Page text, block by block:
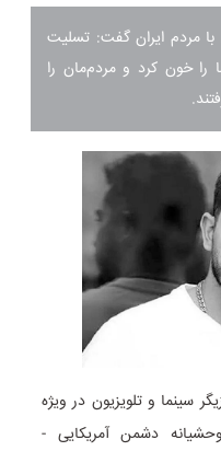
با مردم ایران گفت: تسلیت
خون کرد و مردم‌مان را
سینما و تلویزیون در ویژه
دشمن آمریکایی -